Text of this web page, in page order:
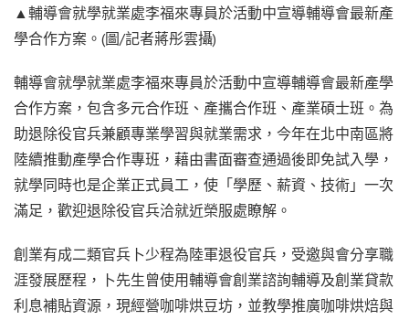
▲輔導會就學就業處李福來專員於活動中宣導輔導會最新產
學合作方案。(圖/記者蔣彤雲攝)
輔導會就學就業處李福來專員於活動中宣導輔導會最新產學
合作方案，包含多元合作班、產攜合作班、產業碩士班。為
助退除役官兵兼顧專業學習與就業需求，今年在北中南區將
陸續推動產學合作專班，藉由書面審查通過後即免試入學，
就學同時也是企業正式員工，使「學歷、薪資、技術」一次
滿足，歡迎退除役官兵洽就近榮服處瞭解。
創業有成二類官兵卜少程為陸軍退役官兵，受邀與會分享職
涯發展歷程，卜先生曾使用輔導會創業諮詢輔導及創業貸款
利息補貼資源，現經營咖啡烘豆坊，並教學推廣咖啡烘焙與